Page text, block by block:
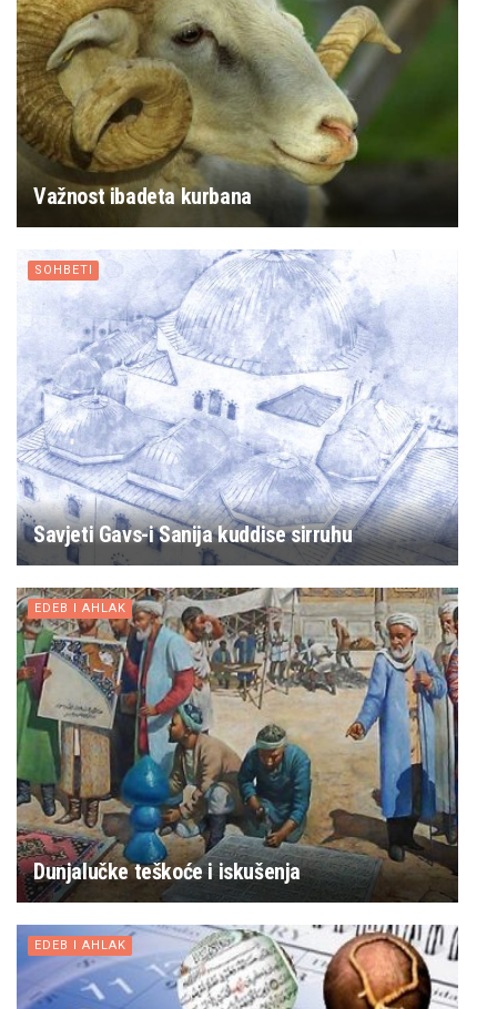
Važnost ibadeta kurbana
SOHBETI
Savjeti Gavs-i Sanija kuddise sirruhu
EDEB I AHLAK
Dunjalučke teškoće i iskušenja
EDEB I AHLAK